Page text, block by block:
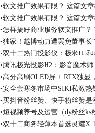
•软文推广效果有限？ 这篇文
•软文推广效果有限？ 这篇文
•怎样搞好商业服务软文推广
•独家！越博动力遭罢免董事长
•双十二热门投影仪：极米H5
•腾讯极光投影H2：影音魔术
•高分高刷OLED屏 + RTX独显
•安全套寒冬市场中SIKI私激热
•买抖音粉丝赞、快手粉丝赞是
•短视频养号及运营（dy粉丝ks
•双十二商务轻薄本首选灵耀X